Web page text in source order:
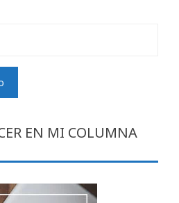
EN MI COLUMNA